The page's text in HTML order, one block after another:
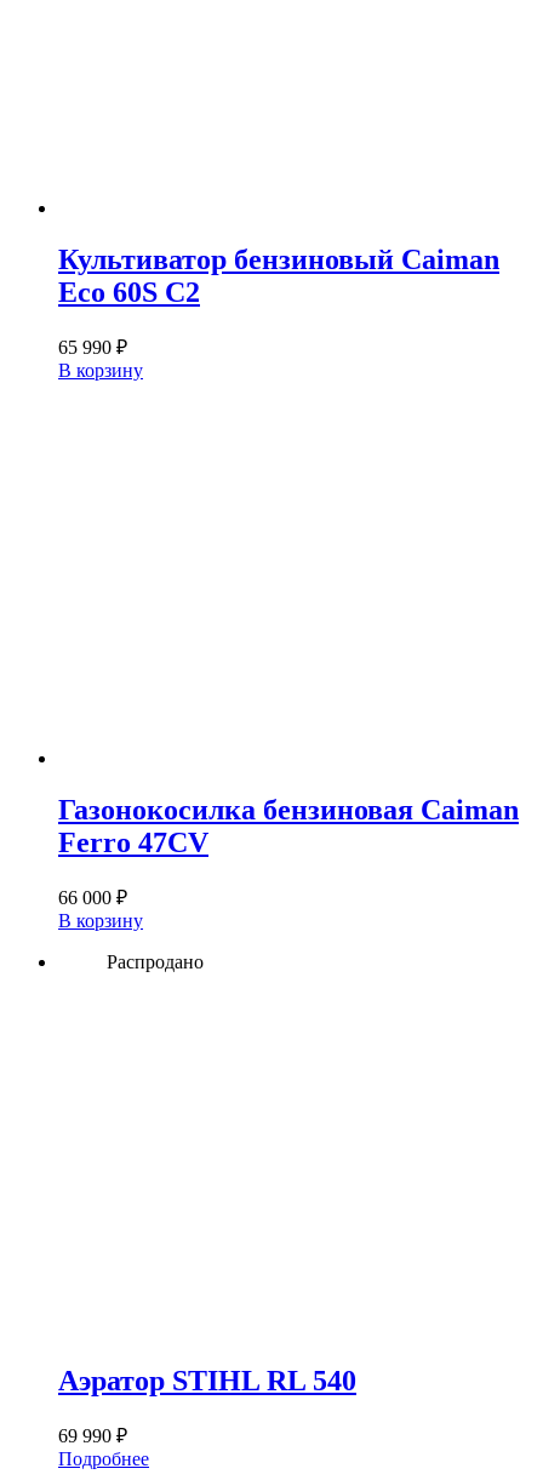
Культиватор бензиновый Caiman
Eco 60S C2
65 990 ₽
В корзину
Газонокосилка бензиновая Caiman
Ferro 47CV
66 000 ₽
В корзину
Распродано
Аэратор STIHL RL 540
69 990 ₽
Подробнее